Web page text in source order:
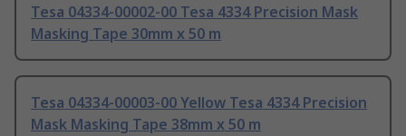
Tesa 04334-00002-00 Tesa 4334 Precision Mask
Masking Tape 30mm x 50 m
Tesa 04334-00003-00 Yellow Tesa 4334 Precision
Mask Masking Tape 38mm x 50 m